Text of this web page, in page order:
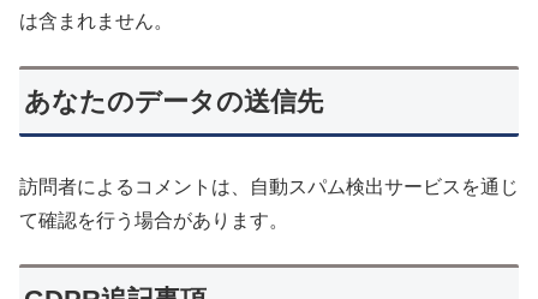
は含まれません。
あなたのデータの送信先
訪問者によるコメントは、自動スパム検出サービスを通じ
て確認を行う場合があります。